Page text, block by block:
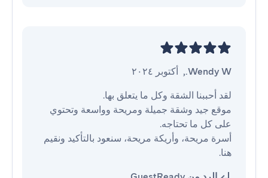
Wendy W.
, أكتوبر ٢٠٢٤
هنا.